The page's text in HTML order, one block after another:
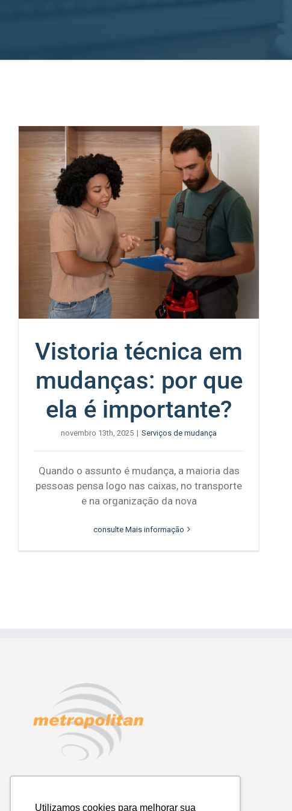
Utilizamos cookies para melhorar sua
Vistoria técnica em
mudanças: por que
ela é importante?
novembro 13th, 2025 | Serviços de mudança
Quando o assunto é mudança, a maioria das
pessoas pensa logo nas caixas, no transporte
e na organização da nova
consulte Mais informação